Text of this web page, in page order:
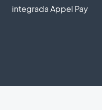
integrada Appel Pay